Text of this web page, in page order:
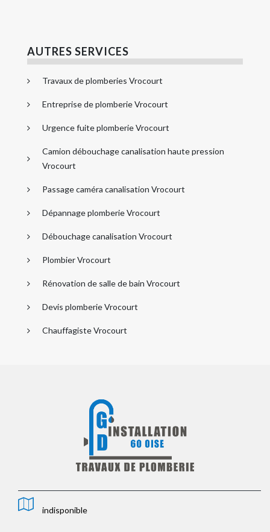
AUTRES SERVICES
Travaux de plomberies Vrocourt
Entreprise de plomberie Vrocourt
Urgence fuite plomberie Vrocourt
Camion débouchage canalisation haute pression
Vrocourt
Passage caméra canalisation Vrocourt
Dépannage plomberie Vrocourt
Débouchage canalisation Vrocourt
Plombier Vrocourt
Rénovation de salle de bain Vrocourt
Devis plomberie Vrocourt
Chauffagiste Vrocourt
indisponible